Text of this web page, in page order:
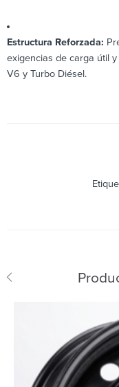
Estructura Reforzada:
exigencias de carga útil
V6 y Turbo Diésel.